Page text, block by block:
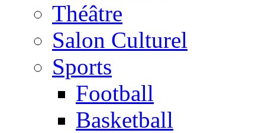
Théâtre
Salon Culturel
Sports
Football
Basketball